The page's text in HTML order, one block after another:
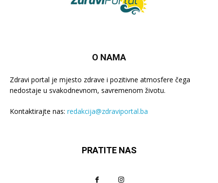
O NAMA
Zdravi portal je mjesto zdrave i pozitivne atmosfere čega
nedostaje u svakodnevnom, savremenom životu.
Kontaktirajte nas: redakcija@zdraviportal.ba
PRATITE NAS